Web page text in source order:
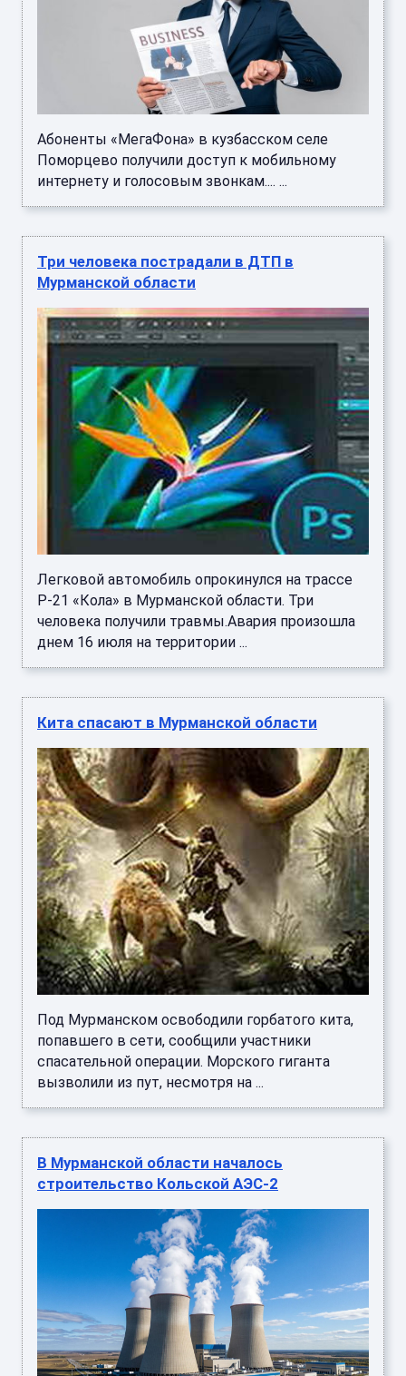
Абоненты «МегаФона» в кузбасском селе
Поморцево получили доступ к мобильному
интернету и голосовым звонкам.... ...
Три человека пострадали в ДТП в
Мурманской области
Легковой автомобиль опрокинулся на трассе
Р-21 «Кола» в Мурманской области. Три
человека получили травмы.Авария произошла
днем 16 июля на территории ...
Кита спасают в Мурманской области
Под Мурманском освободили горбатого кита,
попавшего в сети, сообщили участники
спасательной операции. Морского гиганта
вызволили из пут, несмотря на ...
В Мурманской области началось
строительство Кольской АЭС-2